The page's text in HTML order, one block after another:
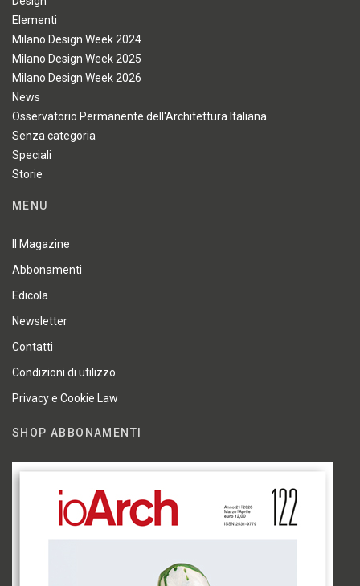
Elementi
Milano Design Week 2024
Milano Design Week 2025
Milano Design Week 2026
News
Osservatorio Permanente dell'Architettura Italiana
Senza categoria
Speciali
Storie
MENU
Il Magazine
Abbonamenti
Edicola
Newsletter
Contatti
Condizioni di utilizzo
Privacy e Cookie Law
SHOP ABBONAMENTI